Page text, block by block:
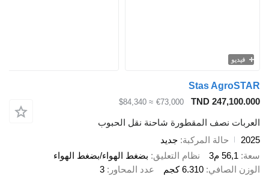
فيديو
Stas AgroSTAR
TND 247,100.000
€73,000
≈ $84,340
العربات نصف المقطورة شاحنة نقل الحبوب
2025
حالة المركبة جديد
سعة 56,1 م3 نظام التعليق بضغط الهواء/بضغط الهواء
الوزن الصافي 6.310 كجم عدد المحاور 3